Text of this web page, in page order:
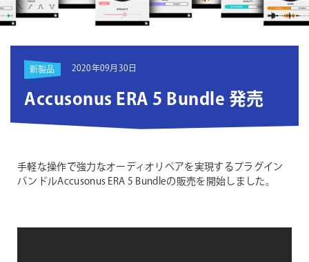
新製品 2020年09月30日
Accusonus ERA 5 Bundle 発売
手軽な操作で強力なオーディオリペアを実現するプラグイン
バンドルAccusonus ERA 5 Bundleの販売を開始しました。